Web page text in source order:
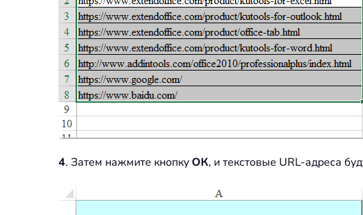
4. Затем нажмите кнопкуОК, и текстовые URL-адреса